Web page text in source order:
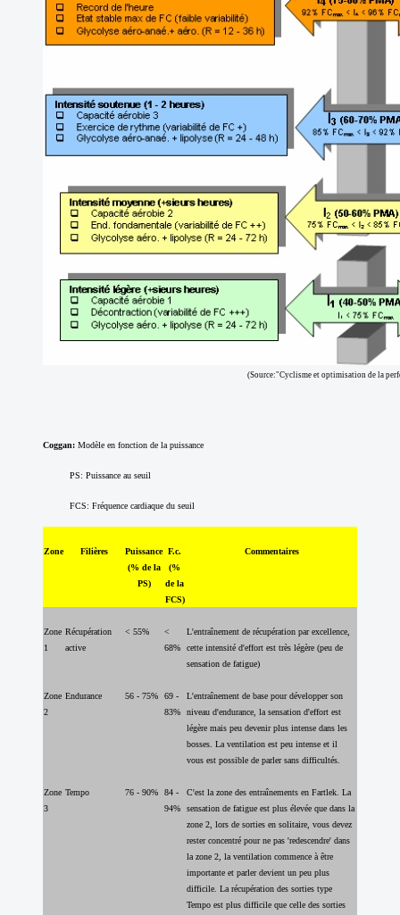
(Source:"Cyclisme et optimisation de la
Coggan: Modèle en fonction de la puissance
PS: Puissance au seuil
FCS: Fréquence cardiaque du seuil
Zone Filières
Puissance
(% de la
PS)
F.c.
(%
de la
FCS)
Commentaires
Zone
1
Récupération
active
< 55%
<
68%
L'entraînement de récupération par excellence,
cette intensité d'effort est très légère (peu de
sensation de fatigue)
Zone
2
Endurance 56 - 75%
69 -
83%
L'entraînement de base pour développer son
niveau d'endurance, la sensation d'effort est
légère mais peu devenir plus intense dans les
bosses. La ventilation est peu intense et il
vous est possible de parler sans difficultés.
Zone
3
Tempo 76 - 90%
84 -
94%
C'est la zone des entraînements en Fartlek. La
sensation de fatigue est plus élevée que dans la
zone 2, lors de sorties en solitaire, vous devez
rester concentré pour ne pas 'redescendre' dans
la zone 2, la ventilation commence à être
importante et parler devient un peu plus
difficile. La récupération des sorties type
Tempo est plus difficile que celle des sorties